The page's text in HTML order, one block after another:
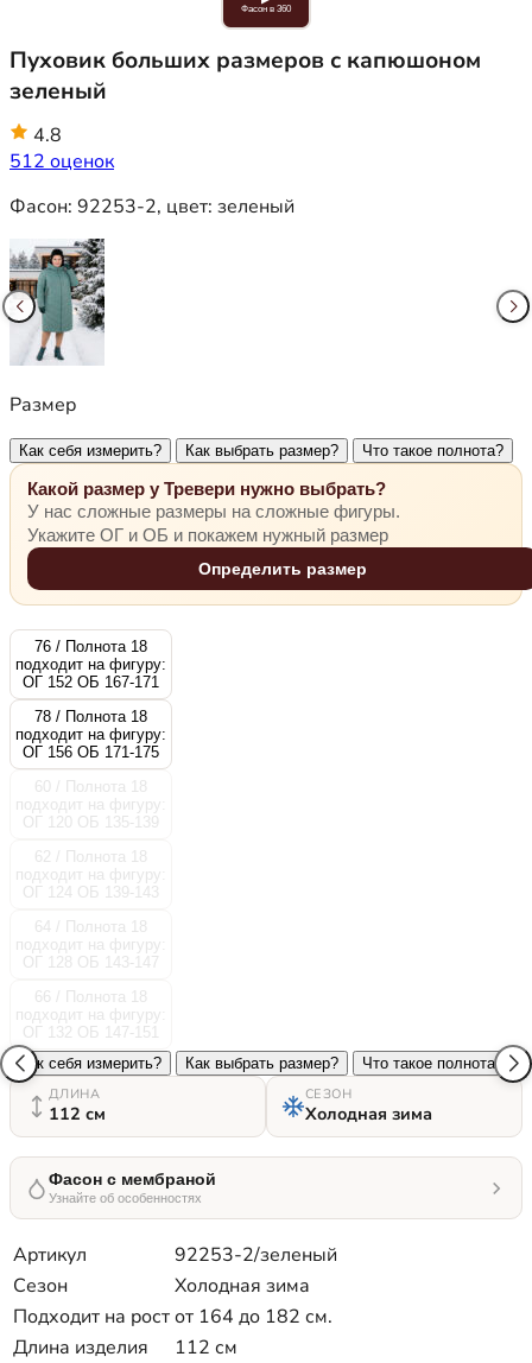
Фасон в 360
Пуховик больших размеров с капюшоном
зеленый
4.8
512 оценок
Фасон: 92253-2, цвет: зеленый
Размер
Как себя измерить? Как выбрать размер? Что такое полнота?
Какой размер у Тревери нужно выбрать?
У нас сложные размеры на сложные фигуры.
Укажите ОГ и ОБ и покажем нужный размер
Определить размер
76 / Полнота 18
подходит на фигуру:
ОГ 152 ОБ 167-171
78 / Полнота 18
подходит на фигуру:
ОГ 156 ОБ 171-175
60 / Полнота 18
подходит на фигуру:
ОГ 120 ОБ 135-139
62 / Полнота 18
подходит на фигуру:
ОГ 124 ОБ 139-143
64 / Полнота 18
подходит на фигуру:
ОГ 128 ОБ 143-147
66 / Полнота 18
подходит на фигуру:
ОГ 132 ОБ 147-151
Как себя измерить?
Как выбрать размер?
Что такое полнота?
ДЛИНА
112 см
СЕЗОН
Холодная зима
Фасон с мембраной
Узнайте об особенностях
Артикул
92253-2/зеленый
Сезон
Холодная зима
Подходит на ростот 164 до 182 см.
Длина изделия
112 см